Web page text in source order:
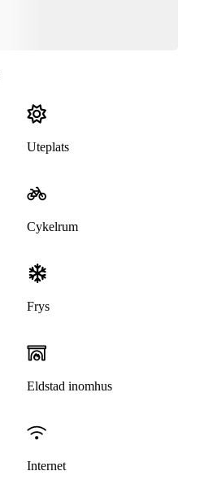
Uteplats
Cykelrum
Frys
Eldstad inomhus
Internet